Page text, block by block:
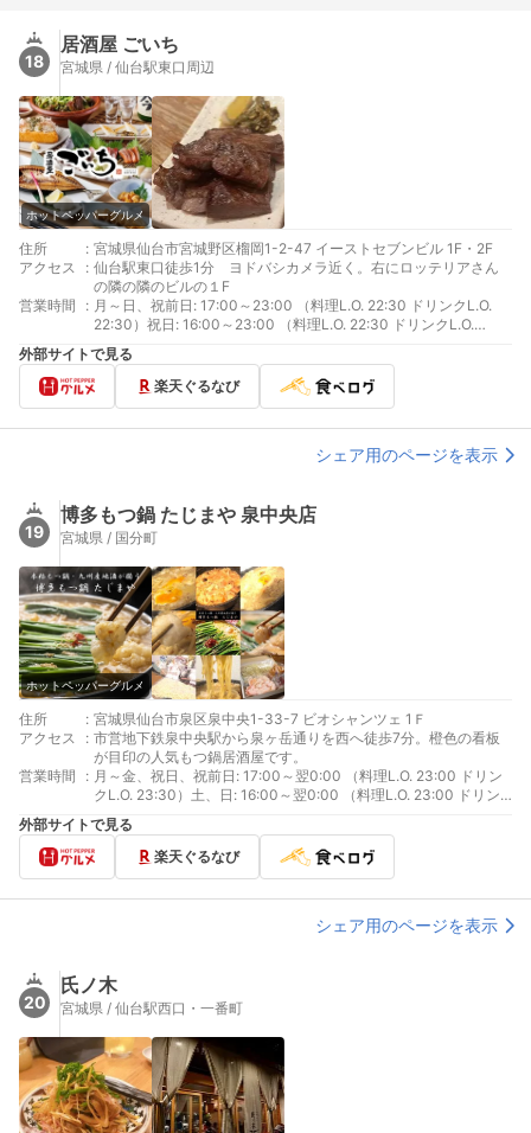
18
居酒屋 ごいち
宮城県 / 仙台駅東口周辺
ホットペッパーグルメ
住所 : 宮城県仙台市宮城野区榴岡1-2-47 イーストセブンビル 1F・2F
アクセス
: 仙台駅東口徒歩1分 ヨドバシカメラ近く。右にロッテリアさん
の隣の隣のビルの１F
営業時間
: 月～日、祝前日: 17:00～23:00 （料理L.O. 22:30 ドリンクL.O.
22:30）祝日: 16:00～23:00 （料理L.O. 22:30 ドリンクL.O.
22:30）
外部サイトで見る
楽天ぐるなび
シェア用のページを表示
19
博多もつ鍋 たじまや 泉中央店
宮城県 / 国分町
ホットペッパーグルメ
住所 : 宮城県仙台市泉区泉中央1-33-7 ビオシャンツェ 1Ｆ
アクセス
: 市営地下鉄泉中央駅から泉ヶ岳通りを西へ徒歩7分。橙色の看板
が目印の人気もつ鍋居酒屋です。
営業時間
: 月～金、祝日、祝前日: 17:00～翌0:00 （料理L.O. 23:00 ドリン
クL.O. 23:30）土、日: 16:00～翌0:00 （料理L.O. 23:00 ドリン
クL.O. 23:30）
外部サイトで見る
楽天ぐるなび
シェア用のページを表示
20
氏ノ木
宮城県 / 仙台駅西口・一番町